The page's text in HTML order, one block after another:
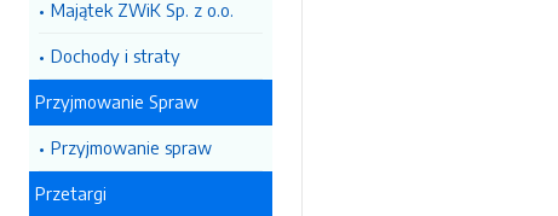
Majątek ZWiK Sp. z o.o.
Dochody i straty
Przyjmowanie Spraw
Przyjmowanie spraw
Przetargi